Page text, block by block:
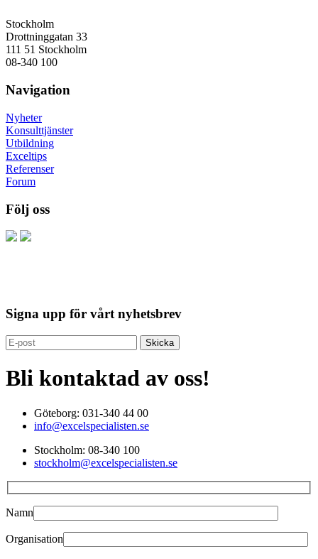
Stockholm
Drottninggatan 33
111 51 Stockholm
08-340 100
Navigation
Nyheter
Konsulttjänster
Utbildning
Exceltips
Referenser
Forum
Följ oss
Signa upp för vårt nyhetsbrev
Bli kontaktad av oss!
Göteborg: 031-340 44 00
info@excelspecialisten.se
Stockholm: 08-340 100
stockholm@excelspecialisten.se
Namn
Organisation